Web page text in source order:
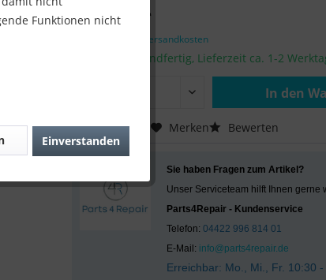
8,90 € *
zzgl. Versandkosten
Sofort versandfertig, Lieferzeit ca. 1-2
In den
Vergleichen Merken Bewerten
Sie haben Fragen zum Artikel?
Unser Serviceteam hilft Ihnen gerne
Parts4Repair - Kundenservice
Telefon:04422 996 814 01
E-Mail: info@parts4repair.de
Erreichbar: Mo., Mi., Fr. 10:30
Funktionen nicht
Einverstanden